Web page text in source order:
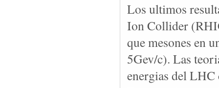
Los ultimos
Ion Collider
que mesones en
5Gev/c). Las
energias del LHC